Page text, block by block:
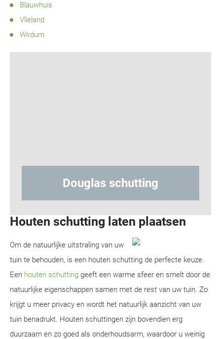
Blauwhuis
Vlieland
Wirdum
Hout-
Houten schutting laten plaatsen
Om de natuurlijke uitstraling van uw
tuin te behouden, is een houten schutting de perfecte keuze.
Een houten schutting geeft een warme sfeer en smelt door de
natuurlijke eigenschappen samen met de rest van uw tuin. Zo
krijgt u meer privacy en wordt het natuurlijk aanzicht van uw
tuin benadrukt. Houten schuttingen zijn bovendien erg
duurzaam en zo goed als onderhoudsarm, waardoor u weinig